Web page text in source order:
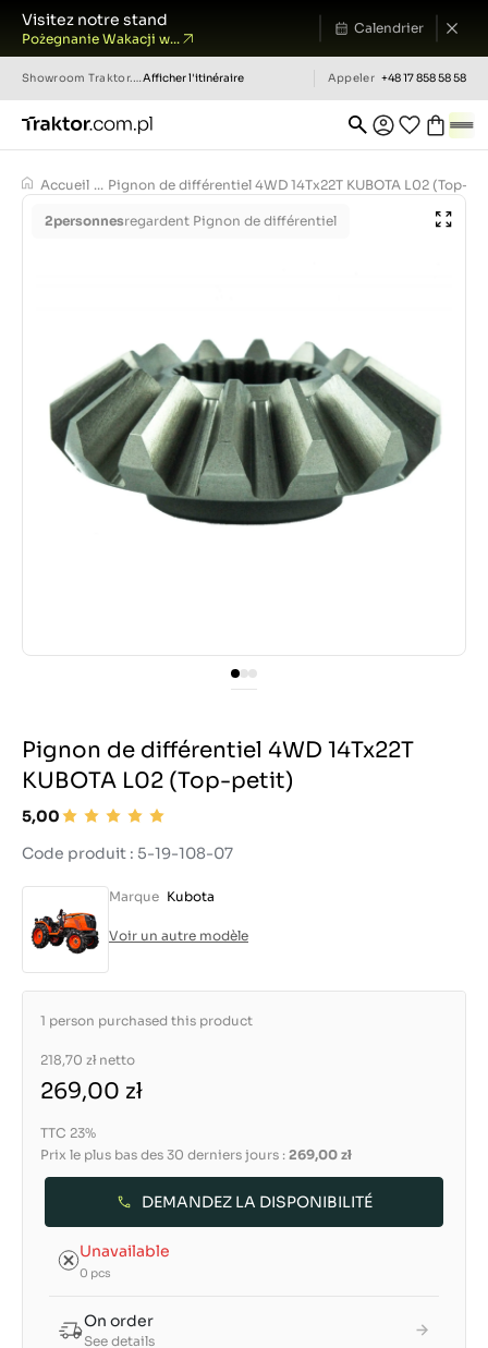
Visitez notre stand
Pożegnanie Wakacji w...
Calendrier
Showroom Traktor.com.pl Afficher l'itinéraire Appeler +48 17 858 58 58
Accueil ... Pignon de différentiel 4WD 14Tx22T KUBOTA L02 (Top-
2personnesregardent Pignon de différentiel
Pignon de différentiel 4WD 14Tx22T
KUBOTA L02 (Top-petit)
5,00
Code produit : 5-19-108-07
Marque Kubota
Voir un autre modèle
1 person purchased this product
218,70 zł netto
269,00 zł
TTC 23%
Prix le plus bas des 30 derniers jours : 269,00 zł
DEMANDEZ LA DISPONIBILITÉ
Unavailable
0 pcs
On order
See details